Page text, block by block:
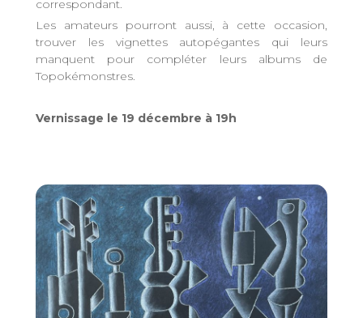
correspondant.
Les amateurs pourront aussi, à cette occasion,
trouver les vignettes autopégantes qui leurs
manquent pour compléter leurs albums de
Topokémonstres.
Vernissage le 19 décembre à 19h